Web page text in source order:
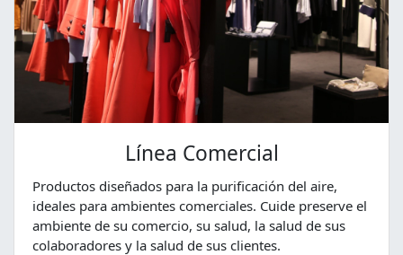
Línea Comercial
Productos diseñados para la purificación del aire,
ideales para ambientes comerciales. Cuide preserve el
ambiente de su comercio, su salud, la salud de sus
colaboradores y la salud de sus clientes.